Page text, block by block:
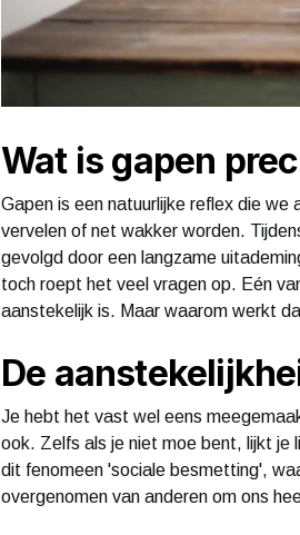
Wat is gapen
Gapen is een natuurlijke reflex die
vervelen of net wakker worden.
gevolgd door een langzame
toch roept het veel vragen op. Eén
aanstekelijk is. Maar waarom werkt
De
Je hebt het vast wel eens
ook. Zelfs als je niet moe bent, lijkt je
dit fenomeen 'sociale besmetting',
overgenomen van anderen om ons